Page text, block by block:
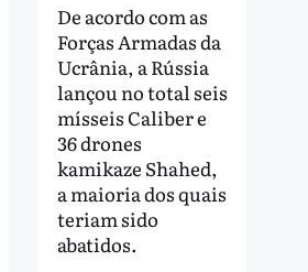
De acordo com as
Forças Armadas da
Ucrânia, a Rússia
lançou no total seis
mísseis Caliber e
36 drones
kamikaze Shahed,
a maioria dos quais
teriam sido
abatidos.